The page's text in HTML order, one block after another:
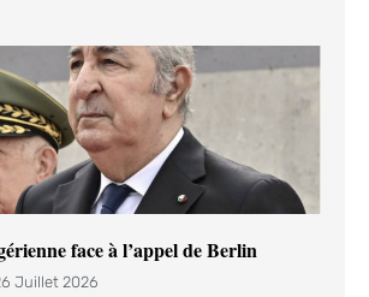
face à l’appel de Berlin
Juillet 2026